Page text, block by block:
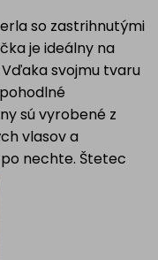
so zastrihnutými
je ideálny na
svojmu tvaru
sú vyrobené z
vlasov a
po nechte. Štetec